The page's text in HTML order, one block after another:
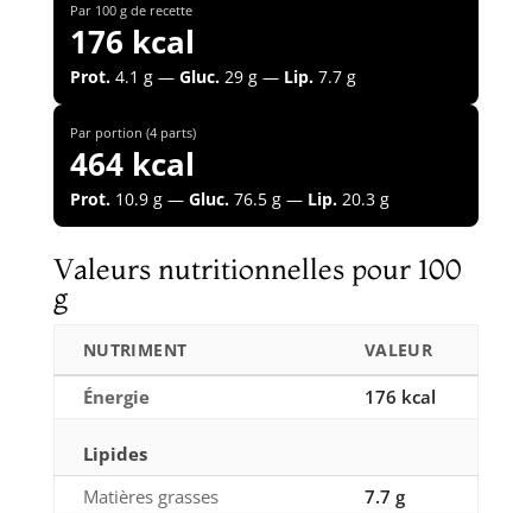
Par 100 g de recette
176 kcal
Prot.4.1 g — Gluc.29 g — Lip.7.7 g
Par portion (4 parts)
464 kcal
Prot.10.9 g — Gluc.76.5 g — Lip.20.3 g
Valeurs nutritionnelles pour 100
g
NUTRIMENT VALEUR
Énergie 176 kcal
Lipides
Matières grasses
7.7 g